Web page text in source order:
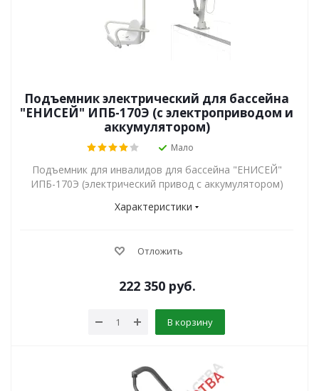
Подъемник электрический для бассейна
"ЕНИСЕЙ" ИПБ-170Э (с электроприводом и
аккумулятором)
Мало
Подъемник для инвалидов для бассейна "ЕНИСЕЙ"
ИПБ-170Э (электрический привод с аккумулятором)
Характеристики
Отложить
222 350руб.
В корзину